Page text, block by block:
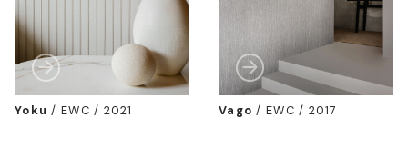
Yoku / EWC / 2021 Vago / EWC / 2017